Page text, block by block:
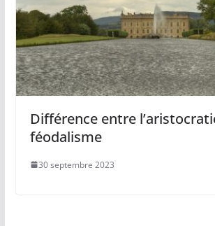
Différence entre
féodalisme
30 septembre 2023